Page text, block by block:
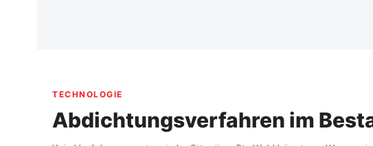
TECHNOLOGIE
Abdichtungsverfahren im